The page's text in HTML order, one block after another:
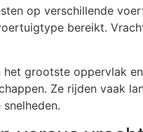
op verschillende
bereikt.
het grootste oppervlak
Ze rijden vaak